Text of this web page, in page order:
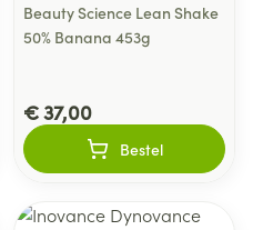
Beauty Science Lean Shake
50% Banana 453g
€ 37,00
Bestel